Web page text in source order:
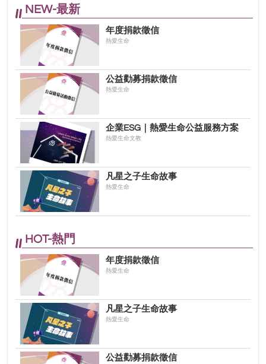
NEW-最新
年度捐款徵信
熱愛生命
公益勸募捐款徵信
熱愛生命
企業ESG｜熱愛生命公益服務方案
熱愛生命文教
凡星之子生命故事
熱愛生命
HOT-熱門
年度捐款徵信
熱愛生命
凡星之子生命故事
熱愛生命
公益勸募捐款徵信